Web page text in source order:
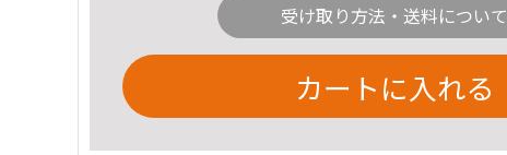
受け取り方法・送料について
カートに入れる